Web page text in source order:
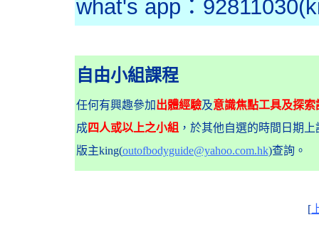
what's app：
自由小組課程
任何有興趣參加出體經驗及意識焦點工具及探索
成四人或以上之小組 ，於其他自選的時間日期
版主king(outofbodyguide@yahoo.com.hk)查詢。
[